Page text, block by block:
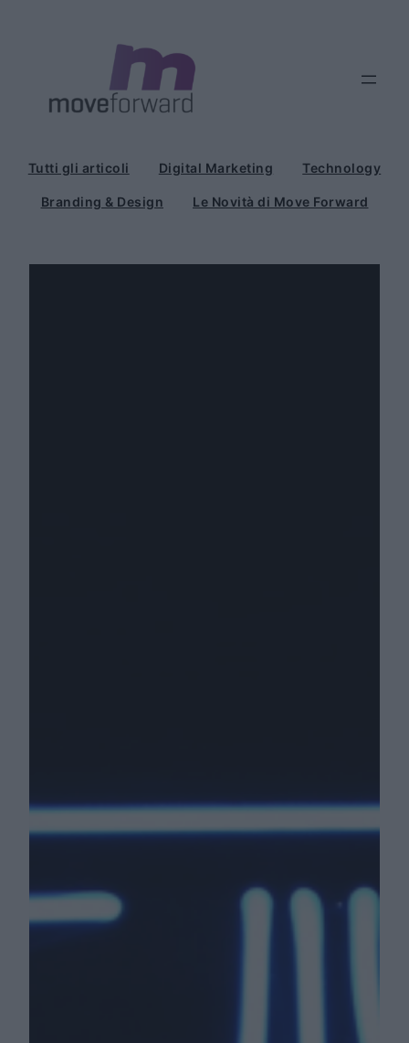
Tutti gli articoli Digital Marketing Technology
Branding & Design Le Novità di Move Forward